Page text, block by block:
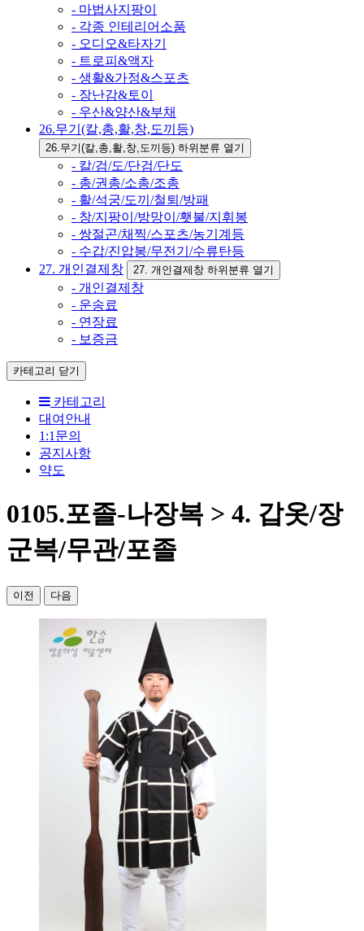
- 마법사지팡이
- 각종 인테리어소품
- 오디오&타자기
- 트로피&액자
- 생활&가정&스포츠
- 장난감&토이
- 우산&양산&부채
26.무기(칼,총,활,창,도끼등)
26.무기(칼,총,활,창,도끼등) 하위분류 열기
- 칼/검/도/단검/단도
- 총/권총/소총/조총
- 활/석궁/도끼/철퇴/방패
- 창/지팡이/방망이/횃불/지휘봉
- 쌍절곤/채찍/스포츠/농기계등
- 수갑/진압봉/무전기/수류탄등
27. 개인결제창
27. 개인결제창 하위분류 열기
- 개인결제창
- 운송료
- 연장료
- 보증금
카테고리 닫기
카테고리
대여안내
1:1문의
공지사항
약도
0105.포졸-나장복 > 4. 갑옷/장
군복/무관/포졸
이전 다음